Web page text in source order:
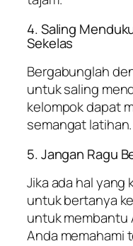
4. Saling
Sekelas
Bergabunglah
untuk saling
kelompok dapat
semangat latihan.
5. Jangan Ragu
Jika ada hal yang
untuk bertanya
untuk membantu
Anda memahami